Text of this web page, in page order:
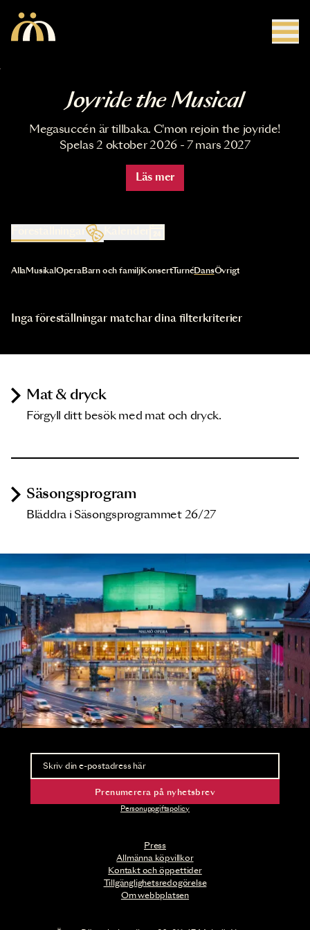
Joyride the Musical
Megasuccén är tillbaka. C'mon rejoin the joyride!
Spelas 2 oktober 2026 - 7 mars 2027
Läs mer
Kalender
Val av kategori uppdaterar innehållet automatiskt
AllaMusikal OperaBarn och familjKonsertTurnéDansÖvrigt
Inga föreställningar matchar dina filterkriterier
Mat & dryck
Förgyll ditt besök med mat och dryck.
Säsongsprogram
Bläddra i Säsongsprogrammet 26/27
Press
Allmänna köpvillkor
Kontakt och öppettider
Tillgänglighetsredogörelse
Om webbplatsen
Nyhetsbrev
Ta del av förhandsinformation och biljettsläpp.
Prenumerera på nyhetsbrev
Personuppgiftspolicy